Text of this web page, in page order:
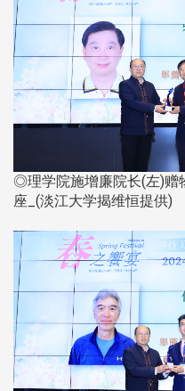
◎理学院施增廉院长(左)赠
座_(淡江大学揭维恒提供)